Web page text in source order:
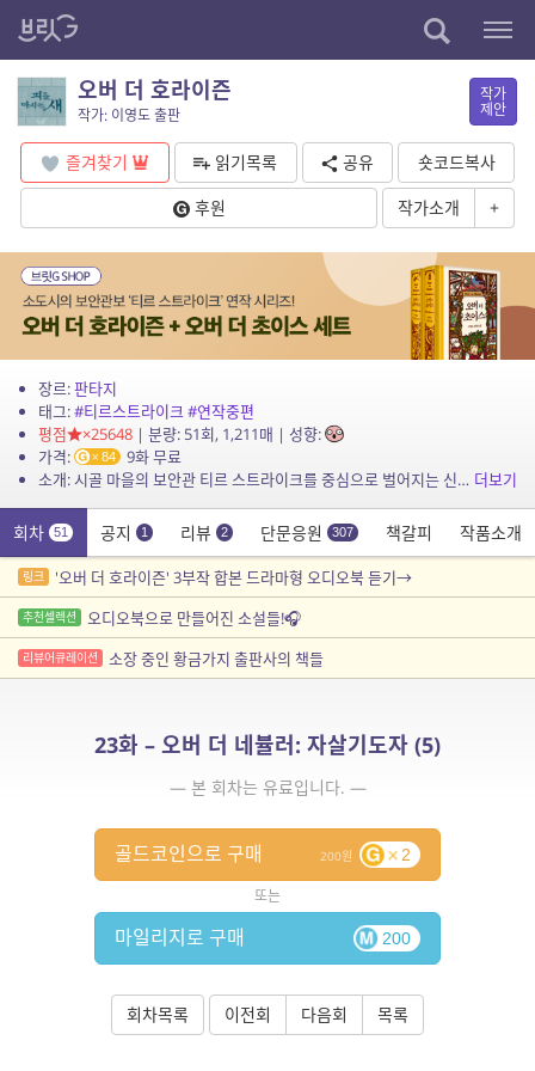
오버 더 호라이즌
작가: 이영도 출판
작가
제안
즐겨찾기 읽기목록 공유
숏코드복사
후원
작가소개 +
장르:판타지
태그:#티르스트라이크#연작중편
평점
×25648| 분량: 51회, 1,211매 | 성향:
가격:
84
9화 무료
소개: 시골 마을의 보안관 티르 스트라이크를 중심으로 벌어지는 신비롭고 기상천외한 이야기를 만나다. 명기 바이올린의 감동을 죽여 버리고 마는 악기 살해자 호라이즌을 시작으로, 자살만을 시... 더보기
회차 51 공지 1 리뷰 2 단문응원 307 책갈피 작품소개
링크 '오버 더 호라이즌' 3부작 합본 드라마형 오디오북 듣기→
추천셀렉션 오디오북으로 만들어진 소설들!🎧
리뷰어큐레이션 소장 중인 황금가지 출판사의 책들
23화 – 오버 더 네뷸러: 자살기도자 (5)
— 본 회차는 유료입니다. —
200 2
골드코인으로 구매
또는
200
마일리지로 구매
회차목록 이전회 다음회 목록